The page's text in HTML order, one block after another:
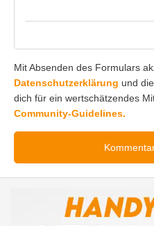
Mit Absenden des Formulars
Datenschutzerklärung und die
dich für ein wertschätzendes
Community-Guidelines.